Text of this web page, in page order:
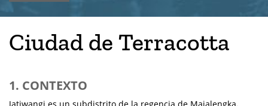
Ciudad de Terracotta
1. CONTEXTO